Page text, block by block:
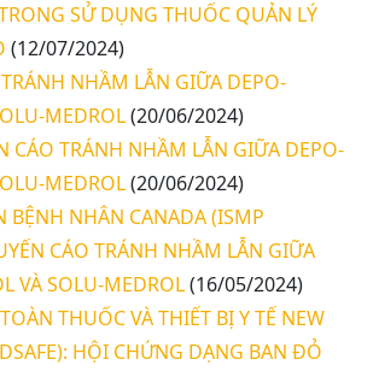
SỬ DỤNG THUỐC QUẢN LÝ
(12/07/2024)
NHẦM LẪN GIỮA DEPO-
MEDROL(20/06/2024)
CÁO TRÁNH NHẦM LẪN GIỮA DEPO-
MEDROL(20/06/2024)
BỆNH NHÂN CANADA (ISMP
CÁO TRÁNH NHẦM LẪN GIỮA
VÀ SOLU-MEDROL(16/05/2024)
THUỐC VÀ THIẾT BỊ Y TẾ NEW
HỘI CHỨNG DẠNG BAN ĐỎ